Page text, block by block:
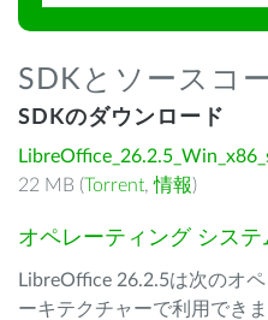
SDKとソースコ
SDKのダウンロード
22 MB (Torrent,情報)
オペレーティング システ
LibreOffice 26.2.5は次のオ
ーキテクチャーで利用できま